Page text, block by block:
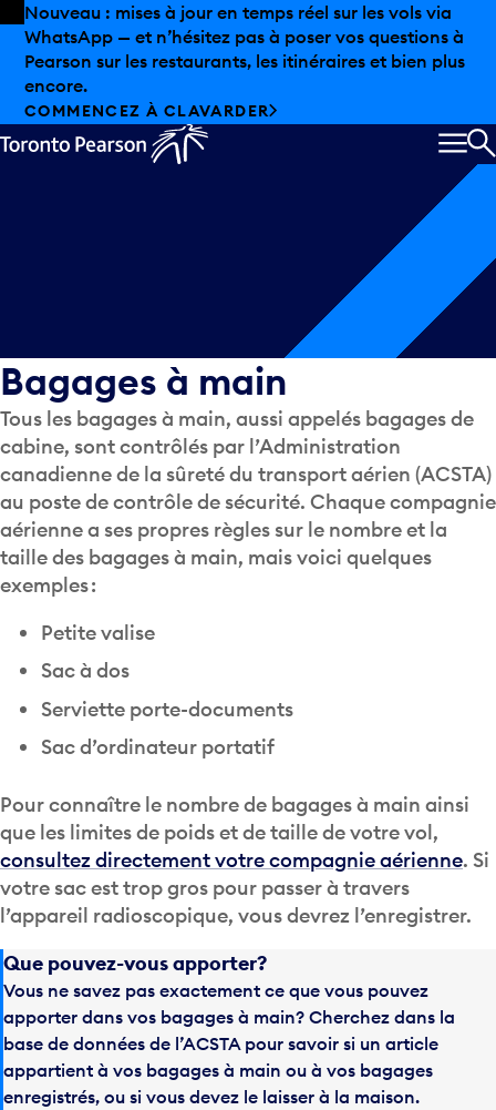
Skip to offers
Passer au contenu principal
Nouveau : mises à jour en temps réel sur les vols via
WhatsApp — et n’hésitez pas à poser vos questions à
Pearson sur les restaurants, les itinéraires et bien plus
encore.
COMMENCEZ À CLAVARDER
Bagages
Bagages à main
Tous les bagages à main, aussi appelés bagages de
cabine, sont contrôlés par l’Administration
canadienne de la sûreté du transport aérien (ACSTA)
au poste de contrôle de sécurité. Chaque compagnie
aérienne a ses propres règles sur le nombre et la
taille des bagages à main, mais voici quelques
exemples :
Petite valise
Sac à dos
Serviette porte-documents
Sac d’ordinateur portatif
Pour connaître le nombre de bagages à main ainsi
que les limites de poids et de taille de votre vol,
consultez directement votre compagnie aérienne. Si
votre sac est trop gros pour passer à travers
l’appareil radioscopique, vous devrez l’enregistrer.
Que pouvez-vous apporter?
Vous ne savez pas exactement ce que vous pouvez
apporter dans vos bagages à main? Cherchez dans la
base de données de l’ACSTA pour savoir si un article
appartient à vos bagages à main ou à vos bagages
enregistrés, ou si vous devez le laisser à la maison.